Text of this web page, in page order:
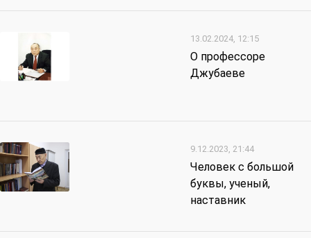
13.02.2024, 12:15
О профессоре
Джубаеве
9.12.2023, 21:44
Человек с большой
буквы, ученый,
наставник